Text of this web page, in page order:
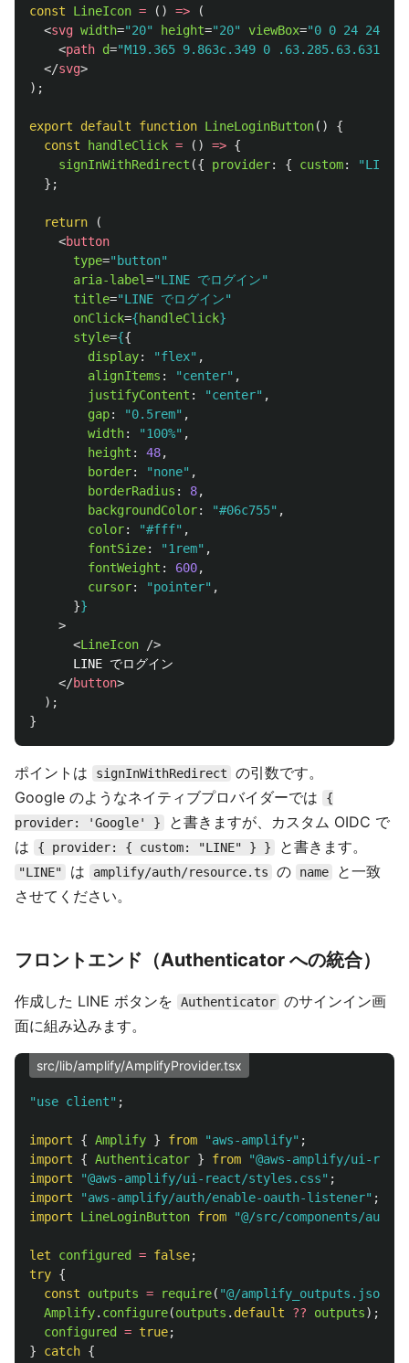
const
LineIcon = () =>
(
<svg width="20" height="20" viewBox="0 0 24 24"
<path d="M19.365 9.863c.349 0 .63.285.63.631 0
</svg>
);
export default function LineLoginButton()
{
const
handleClick = () => {
signInWithRedirect ({ provider: { custom: "LINE
};
return
(
<button
type="button"
aria-label="LINE でログイン"
title="LINE でログイン"
onClick={handleClick}
style={{
display: "flex" ,
alignItems : "center" ,
justifyContent : "center" ,
gap: "0.5rem" ,
width: "100%" ,
height : 48,
border: "none" ,
borderRadius : 8,
backgroundColor: "#06c755" ,
color: "#fff" ,
fontSize: "1rem" ,
fontWeight : 600,
cursor: "pointer" ,
}}
>
<LineIcon
/>
      LINE でログイン
</button>
);
}
ポイントは signInWithRedirect
の引数です。
Google のようなネイティブプロバイダーでは
{
provider: 'Google' }
と書きますが、カスタム OIDC で
は
{ provider: { custom: "LINE" } } と書きます。
"LINE" は amplify/auth/resource.ts の name
と一致
させてください。
フロントエンド（Authenticator への統合）
作成した LINE ボタンを Authenticator のサインイン画
面に組み込みます。
src/lib/amplify/AmplifyProvider.tsx
"use client" ;
import { Amplify } from "aws-amplify" ;
import
{ Authenticator } from "@aws-amplify/ui-react
import
"@aws-amplify/ui-react/styles.css" ;
import
"aws-amplify/auth/enable-oauth-listener" ;
import
LineLoginButton from "@/src/components/auth/
let configured = false;
try {
const
outputs = require( "@/amplify_outputs.json
Amplify. configure(outputs . default ?? outputs);
configured
= true;
}
catch {